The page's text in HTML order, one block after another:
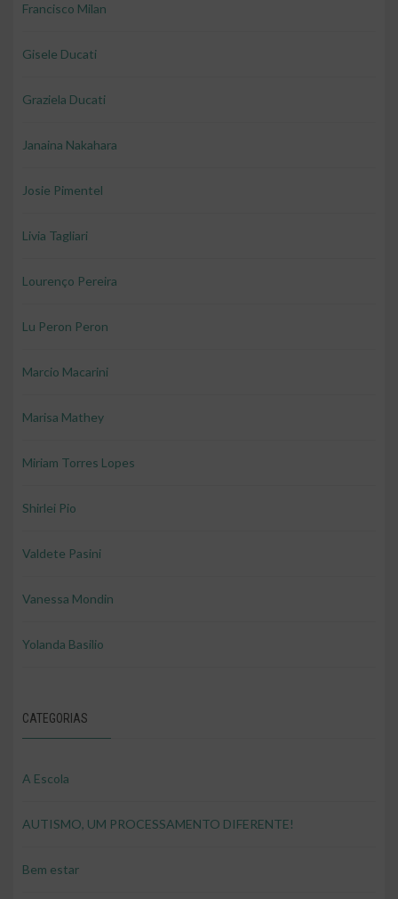
Francisco Milan
Gisele Ducati
Graziela Ducati
Janaina Nakahara
Josie Pimentel
Livia Tagliari
Lourenço Pereira
Lu Peron Peron
Marcio Macarini
Marisa Mathey
Miriam Torres Lopes
Shirlei Pio
Valdete Pasini
Vanessa Mondin
Yolanda Basilio
CATEGORIAS
A Escola
AUTISMO, UM PROCESSAMENTO DIFERENTE!
Bem estar